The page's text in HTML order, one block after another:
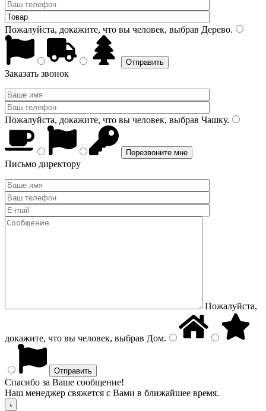
Пожалуйста, докажите, что вы человек, выбрав Дерево.
Заказать звонок
Пожалуйста, докажите, что вы человек, выбрав Чашку.
Письмо директору
Пожалуйста,
докажите, что вы человек, выбрав Дом.
Спасибо за Ваше сообщение!
Наш менеджер свяжется с Вами в ближайшее время.